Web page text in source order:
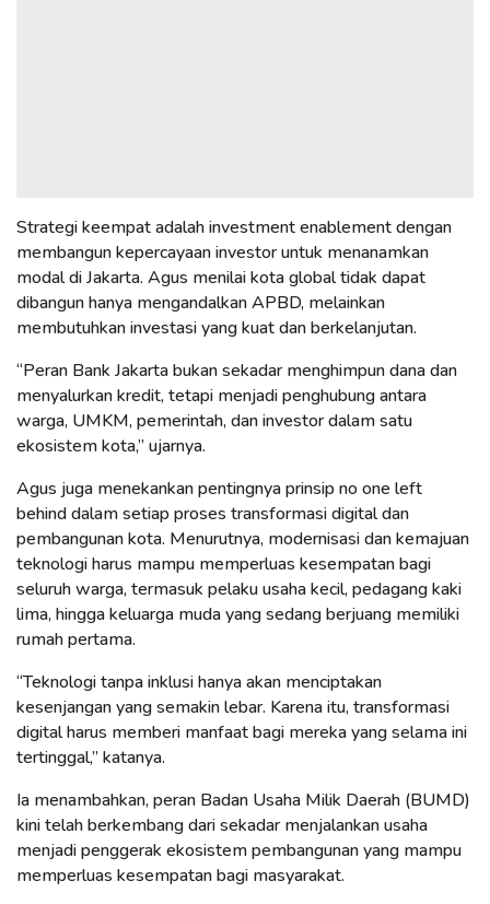
Strategi keempat adalah investment enablement dengan
membangun kepercayaan investor untuk menanamkan
modal di Jakarta. Agus menilai kota global tidak dapat
dibangun hanya mengandalkan APBD, melainkan
membutuhkan investasi yang kuat dan berkelanjutan.
“Peran Bank Jakarta bukan sekadar menghimpun dana dan
menyalurkan kredit, tetapi menjadi penghubung antara
warga, UMKM, pemerintah, dan investor dalam satu
ekosistem kota,” ujarnya.
Agus juga menekankan pentingnya prinsip no one left
behind dalam setiap proses transformasi digital dan
pembangunan kota. Menurutnya, modernisasi dan kemajuan
teknologi harus mampu memperluas kesempatan bagi
seluruh warga, termasuk pelaku usaha kecil, pedagang kaki
lima, hingga keluarga muda yang sedang berjuang memiliki
rumah pertama.
“Teknologi tanpa inklusi hanya akan menciptakan
kesenjangan yang semakin lebar. Karena itu, transformasi
digital harus memberi manfaat bagi mereka yang selama ini
tertinggal,” katanya.
Ia menambahkan, peran Badan Usaha Milik Daerah (BUMD)
kini telah berkembang dari sekadar menjalankan usaha
menjadi penggerak ekosistem pembangunan yang mampu
memperluas kesempatan bagi masyarakat.